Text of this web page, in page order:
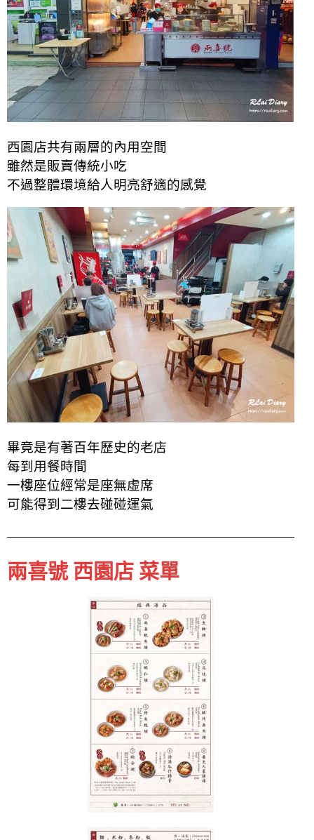
西園店共有兩層的內用空間
雖然是販賣傳統小吃
不過整體環境給人明亮舒適的感覺
畢竟是有著百年歷史的老店
每到用餐時間
一樓座位經常是座無虛席
可能得到二樓去碰碰運氣
兩喜號 西園店 菜單